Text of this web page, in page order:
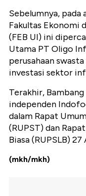
Sebelumnya, pada
Fakultas Ekonomi
(FEB UI) ini
Utama PT Oligo
perusahaan
investasi sektor
Terakhir,
independen
dalam Rapat
(RUPST) dan
Biasa (RUPSLB) 27
(mkh/mkh)